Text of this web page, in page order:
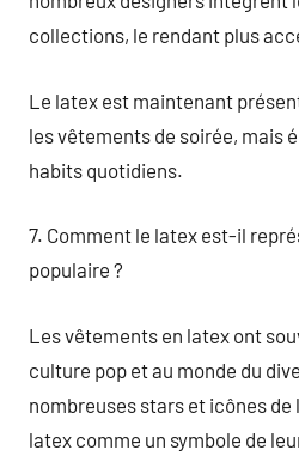
collections, le rendant plus
Le latex est maintenant
les vêtements de soirée, mais
habits quotidiens.
7. Comment le latex est-il
populaire ?
Les vêtements en latex ont
culture pop et au monde du
nombreuses stars et icônes de
latex comme un symbole de